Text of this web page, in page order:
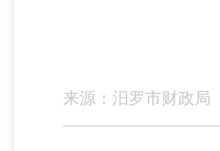
来源：汨罗市财政局